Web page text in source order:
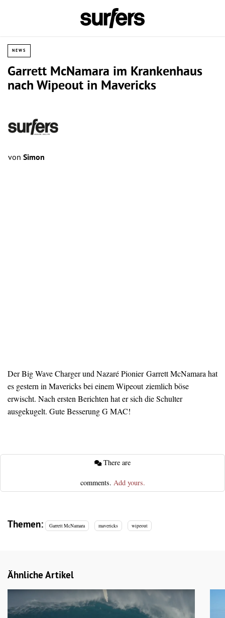
NEWS
Garrett McNamara im Krankenhaus
nach Wipeout in Mavericks
von Simon
Der Big Wave Charger und Nazaré Pionier Garrett McNamara hat
es gestern in Mavericks bei einem Wipeout ziemlich böse
erwischt. Nach ersten Berichten hat er sich die Schulter
ausgekugelt. Gute Besserung G MAC!
comments. Add yours.
Themen: Garrett McNamara mavericks wipeout
Ähnliche Artikel